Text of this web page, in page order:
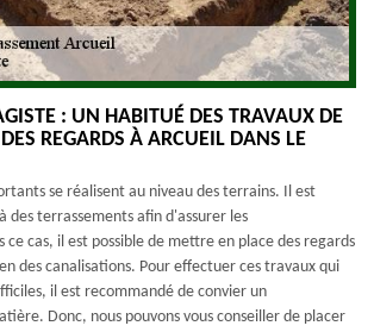
: UN HABITUÉ DES TRAVAUX DE
REGARDS À ARCUEIL DANS LE
se réalisent au niveau des terrains. Il est
des terrassements afin d'assurer les
ce cas, il est possible de mettre en place des regards
des canalisations. Pour effectuer ces travaux qui
il est recommandé de convier un
Donc, nous pouvons vous conseiller de placer